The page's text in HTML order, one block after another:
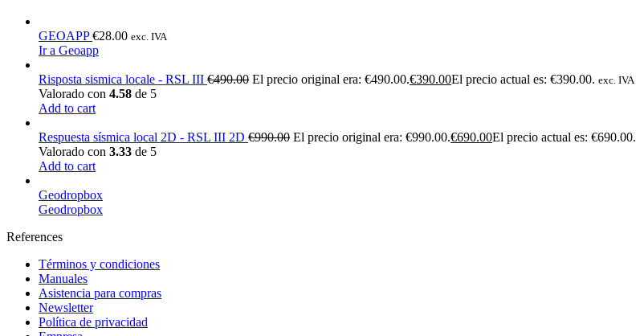
GEOAPP€28.00 exc. IVA
Ir a Geoapp
Risposta sismica locale - RSL III €490.00 El precio original era: €490.00.€390.00El precio actual es: €390.00. exc. IVA
Valorado con 4.58 de 5
Add to cart
Respuesta sísmica local 2D - RSL III 2D €990.00 El precio original era: €990.00.€690.00El precio actual es: €690.00.
Valorado con 3.33 de 5
Add to cart
Geodropbox
Geodropbox
References
Términos y condiciones
Manuales
Asistencia para compras
Newsletter
Política de privacidad